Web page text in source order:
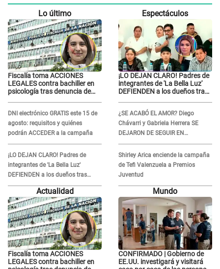
Lo último
Fiscalía toma ACCIONES
LEGALES contra bachiller en
psicología tras denuncia de
DNI electrónico GRATIS este 15 de
agosto: requisitos y quiénes
podrán ACCEDER a la campaña
¡LO DEJAN CLARO! Padres de
integrantes de 'La Bella Luz'
DEFIENDEN a los dueños tras
denuncia: “Nunca vimos nada...”
Espectáculos
¡LO DEJAN CLARO! Padres de
integrantes de 'La Bella Luz'
DEFIENDEN a los dueños tras
¿SE ACABÓ EL AMOR? Diego
Chávarri y Gabriela Herrera SE
DEJARON DE SEGUIR EN
INSTAGRAM y él ANUNCIÓ SU
RENUNCIA A SU PODCAST
Shirley Arica enciende la campaña
de Tefi Valenzuela a Premios
Juventud
Actualidad
Fiscalía toma ACCIONES
LEGALES contra bachiller en
Mundo
CONFIRMADO | Gobierno de
EE.UU. investigará y visitará